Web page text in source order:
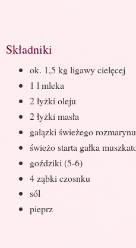
Składniki
ok. 1,5 kg ligawy cielęcej
1 l mleka
2 łyżki oleju
2 łyżki masła
gałązki świeżego rozmarynu
świeżo starta gałka
goździki (5-6)
4 ząbki czosnku
sól
pieprz